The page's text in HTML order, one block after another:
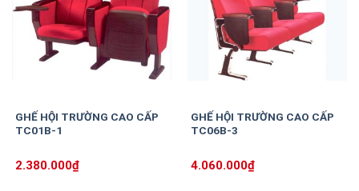
GHẾ HỘI TRƯỜNG CAO CẤP
TC01B-1
2.380.000₫
GHẾ HỘI TRƯỜNG CAO CẤP
TC06B-3
4.060.000₫